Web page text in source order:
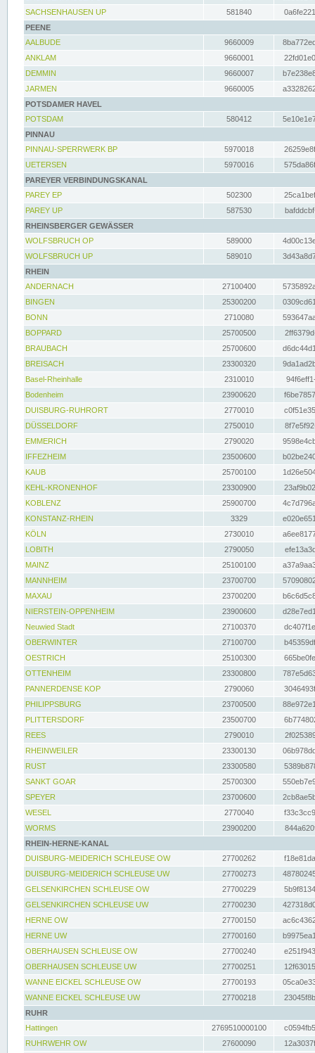
SACHSENHAUSEN UP
581840
PEENE
AALBUDE
9660009
ANKLAM
9660001
DEMMIN
9660007
JARMEN
9660005
POTSDAMER HAVEL
POTSDAM
580412
PINNAU
PINNAU-SPERRWERK BP
5970018
UETERSEN
5970016
PAREYER VERBINDUNGSKANAL
PAREY EP
502300
PAREY UP
587530
RHEINSBERGER GEWÄSSER
WOLFSBRUCH OP
589000
WOLFSBRUCH UP
589010
RHEIN
ANDERNACH
27100400
BINGEN
25300200
BONN
2710080
BOPPARD
25700500
BRAUBACH
25700600
BREISACH
23300320
Basel-Rheinhalle
2310010
Bodenheim
23900620
DUISBURG-RUHRORT
2770010
DÜSSELDORF
2750010
EMMERICH
2790020
IFFEZHEIM
23500600
KAUB
25700100
KEHL-KRONENHOF
23300900
KOBLENZ
25900700
KONSTANZ-RHEIN
3329
KÖLN
2730010
LOBITH
2790050
MAINZ
25100100
MANNHEIM
23700700
MAXAU
23700200
NIERSTEIN-OPPENHEIM
23900600
Neuwied Stadt
27100370
OBERWINTER
27100700
OESTRICH
25100300
OTTENHEIM
23300800
PANNERDENSE KOP
2790060
PHILIPPSBURG
23700500
PLITTERSDORF
23500700
REES
2790010
RHEINWEILER
23300130
RUST
23300580
SANKT GOAR
25700300
SPEYER
23700600
WESEL
2770040
WORMS
23900200
RHEIN-HERNE-KANAL
DUISBURG-MEIDERICH SCHLEUSE OW
27700262
DUISBURG-MEIDERICH SCHLEUSE UW
27700273
GELSENKIRCHEN SCHLEUSE OW
27700229
GELSENKIRCHEN SCHLEUSE UW
27700230
HERNE OW
27700150
HERNE UW
27700160
OBERHAUSEN SCHLEUSE OW
27700240
OBERHAUSEN SCHLEUSE UW
27700251
WANNE EICKEL SCHLEUSE OW
27700193
WANNE EICKEL SCHLEUSE UW
27700218
RUHR
Hattingen
2769510000100
RUHRWEHR OW
27600090